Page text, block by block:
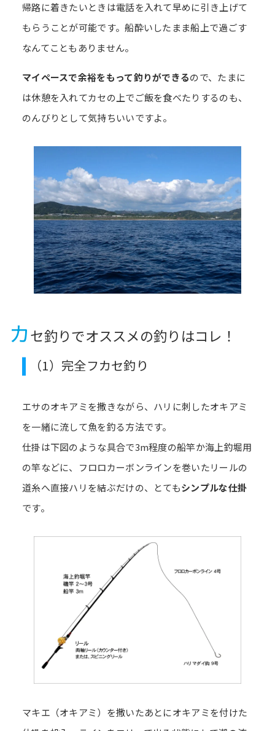
帰路に着きたいときは電話を入れて早めに引き上げて
もらうことが可能です。船酔いしたまま船上で過ごす
なんてこともありません。
マイペースで余裕をもって釣りができるので、たまに
は休憩を入れてカセの上でご飯を食べたりするのも、
のんびりとして気持ちいいですよ。
カセ釣りでオススメの釣りはコレ！
（1）完全フカセ釣り
エサのオキアミを撒きながら、ハリに刺したオキアミ
を一緒に流して魚を釣る方法です。
仕掛は下図のような具合で3m程度の船竿か海上釣堀用
の竿などに、フロロカーボンラインを巻いたリールの
道糸へ直接ハリを結ぶだけの、とてもシンプルな仕掛
です。
マキエ（オキアミ）を撒いたあとにオキアミを付けた